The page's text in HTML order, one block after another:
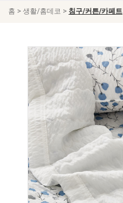
홈 > 생활/홈데코 > 침구/커튼/카페트